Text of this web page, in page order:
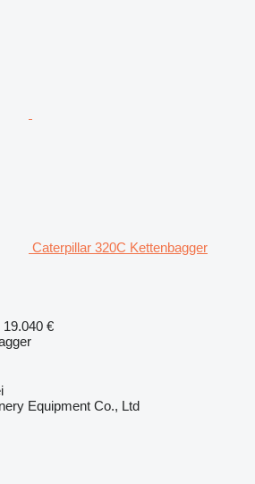
Caterpillar 320C Kettenbagger
19.040 €
Equipment Co., Ltd